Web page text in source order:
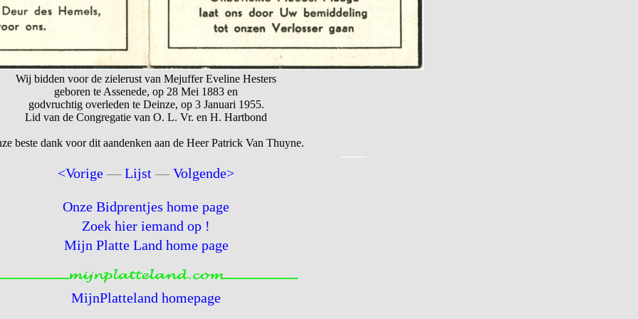
Wij bidden voor de zielerust van Mejuffer Eveline Hesters
geboren te Assenede, op 28 Mei 1883 en
godvruchtig overleden te Deinze, op 3 Januari 1955.
Lid van de Congregatie van O. L. Vr. en H. Hartbond
beste dank voor dit aandenken aan de Heer Patrick Van Thuyne.
<Vorige —Lijst —Volgende>
Onze Bidprentjes home page
Zoek hier iemand op !
Mijn Platte Land home page
MijnPlatteland homepage